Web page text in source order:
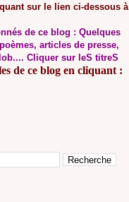
sur le lien ci-dessous à
de ce blog : Quelques
articles de presse,
Cliquer sur leS titreS
de ce blog en cliquant :